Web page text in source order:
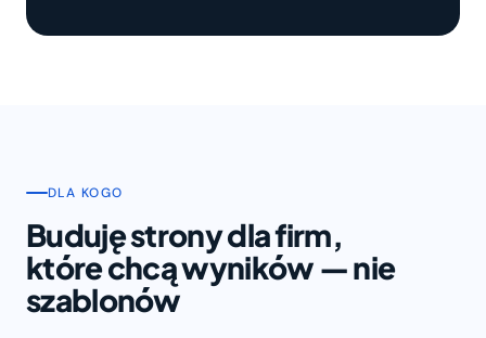
DLA KOGO
Buduję strony dla firm,
które chcą wyników — nie
szablonów